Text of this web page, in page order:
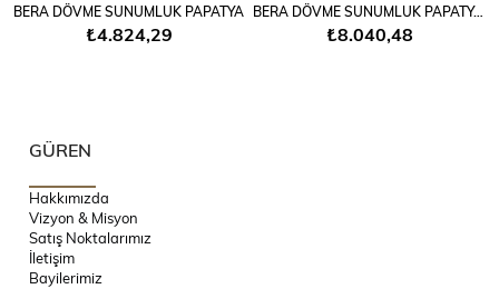
BERA DÖVME SUNUMLUK PAPATYA
₺4.824,29
BERA DÖVME SUNUMLUK PAPATYA AYAKLI MİNİ
₺8.040,48
GÜREN
Hakkımızda
Vizyon & Misyon
Satış Noktalarımız
İletişim
Bayilerimiz